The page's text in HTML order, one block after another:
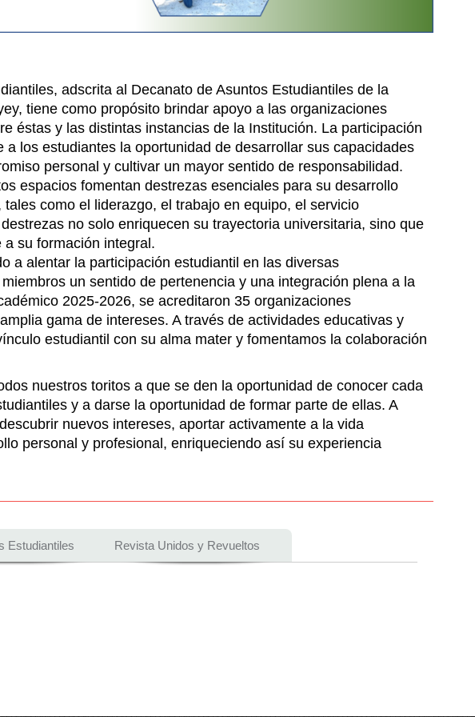
adscrita al Decanato de Asuntos Estudiantiles de la
tiene como propósito brindar apoyo a las organizaciones
éstas y las distintas instancias de la Institución. La participación
los estudiantes la oportunidad de desarrollar sus capacidades
personal y cultivar un mayor sentido de responsabilidad.
espacios fomentan destrezas esenciales para su desarrollo
como el liderazgo, el trabajo en equipo, el servicio
no solo enriquecen su trayectoria universitaria, sino que
su formación integral.
a alentar la participación estudiantil en las diversas
un sentido de pertenencia y una integración plena a la
2025-2026, se acreditaron 35 organizaciones
gama de intereses. A través de actividades educativas y
estudiantil con su alma mater y fomentamos la colaboración
nuestros toritos a que se den la oportunidad de conocer cada
y a darse la oportunidad de formar parte de ellas. A
nuevos intereses, aportar activamente a la vida
personal y profesional, enriqueciendo así su experiencia
Estudiantiles Revista Unidos y Revueltos